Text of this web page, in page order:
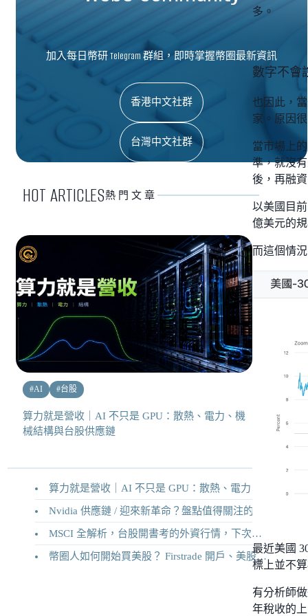
加入每日幣研 Telegram 群組，即時掌握幣圈最新資訊
香港中文社群
台灣中文社群
HOT ARTICLES熱門文章
#AI #台股
算力就是營收｜AI 不只是 GPU：散熱、電力、機
械結構與台股供應鏈
算力就是營收｜AI 不只是 GPU：散熱、電力、機械結構與台股供應鏈
Nvidia 供應鏈 / 迎來新革命？盤點值得關注的二十家供應鏈企業
MSCI 全解析，台股開書考的外資行情，下次調整你準備好了嗎？
幣圈人如何開始買美股？ Firstrade 開戶、美股交易機制完整教學
多。
數字不會
也因此，
家。原因
當市場上
準，就沒
後，再融
以美國目
億美元的
而這個情
最近美國
標上並不
有分析師
年稅收的